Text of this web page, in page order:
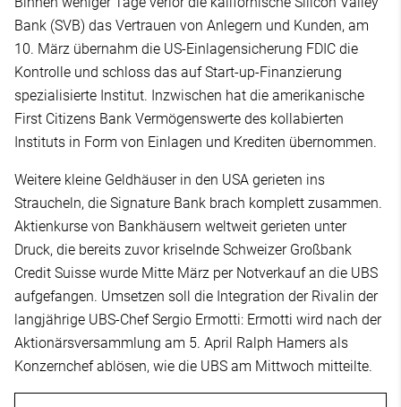
Bank (SVB) das Vertrauen von Anlegern und Kunden, am
10. März übernahm die US-Einlagensicherung FDIC die
Kontrolle und schloss das auf Start-up-Finanzierung
spezialisierte Institut. Inzwischen hat die amerikanische
First Citizens Bank Vermögenswerte des kollabierten
Instituts in Form von Einlagen und Krediten übernommen.
Weitere kleine Geldhäuser in den USA gerieten ins
Straucheln, die Signature Bank brach komplett zusammen.
Aktienkurse von Bankhäusern weltweit gerieten unter
Druck, die bereits zuvor kriselnde Schweizer Großbank
Credit Suisse wurde Mitte März per Notverkauf an die UBS
aufgefangen. Umsetzen soll die Integration der Rivalin der
langjährige UBS-Chef Sergio Ermotti: Ermotti wird nach der
Aktionärsversammlung am 5. April Ralph Hamers als
Konzernchef ablösen, wie die UBS am Mittwoch mitteilte.